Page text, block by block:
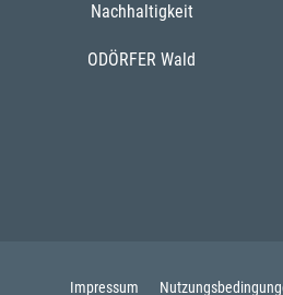
Nachhaltigkeit
ODÖRFER Wald
Impressum